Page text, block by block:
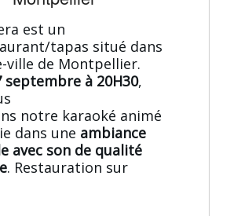
est un
tapas situé dans
ville de Montpellier.
septembre à 20H30,
notre karaoké animé
dans une ambiance
avec son de qualité
. Restauration sur